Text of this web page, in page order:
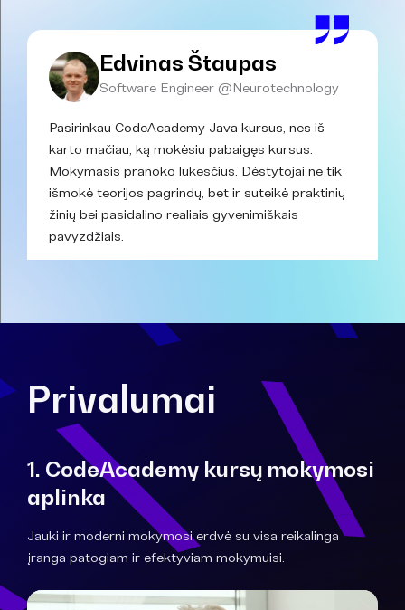
Edvinas Štaupas
Software Engineer @Neurotechnology
Pasirinkau CodeAcademy Java kursus, nes iš
karto mačiau, ką mokėsiu pabaigęs kursus.
Mokymasis pranoko lūkesčius. Dėstytojai ne tik
išmokė teorijos pagrindų, bet ir suteikė praktinių
žinių bei pasidalino realiais gyvenimiškais
pavyzdžiais.
Privalumai
1. CodeAcademy kursų mokymosi
aplinka
Jauki ir moderni mokymosi erdvė su visa reikalinga
įranga patogiam ir efektyviam mokymuisi.